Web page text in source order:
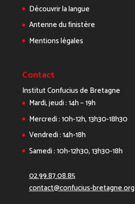
Découvrir la langue
Antenne du finistère
Mentions légales
Contact
Institut Confucius de Bretagne
Mardi, jeudi : 14h – 19h
Mercredi : 10h-12h, 13h30-18h30
Vendredi : 14h-18h
Samedi : 10h-12h30, 13h30-18h
02.99.87.08.85
contact@confucius-bretagne.org